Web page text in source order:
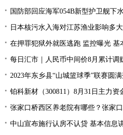
国防部回应海军054B新型护卫舰下
日本核污水入海对江苏渔业影响多
在押罪犯狱外就医逃跑 监控曝光 基
每日汇市｜人民币中间价8月累计调
2023年东乡县“山城篮球季”联赛圆
铂科新材（300811）8月31日主力资
张家口桥西区养老院有哪些？张家口
中山宣布施行认房不认贷 基本信息